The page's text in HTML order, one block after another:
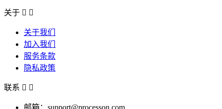
关于  
关于我们
加入我们
服务条款
隐私政策
联系  
邮箱：support@processon.com